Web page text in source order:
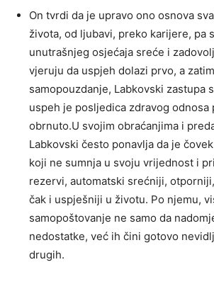
On tvrdi da je upravo ono osnova
života, od ljubavi, preko karijere, pa
unutrašnjeg osjećaja sreće i
vjeruju da uspjeh dolazi prvo, a
samopouzdanje, Labkovski zastupa
uspeh je posljedica zdravog odnosa
obrnuto.U svojim obraćanjima i
Labkovski često ponavlja da je
koji ne sumnja u svoju vrijednost i
rezervi, automatski srećniji,
čak i uspješniji u životu. Po njemu,
samopoštovanje ne samo da
nedostatke, već ih čini gotovo
drugih.